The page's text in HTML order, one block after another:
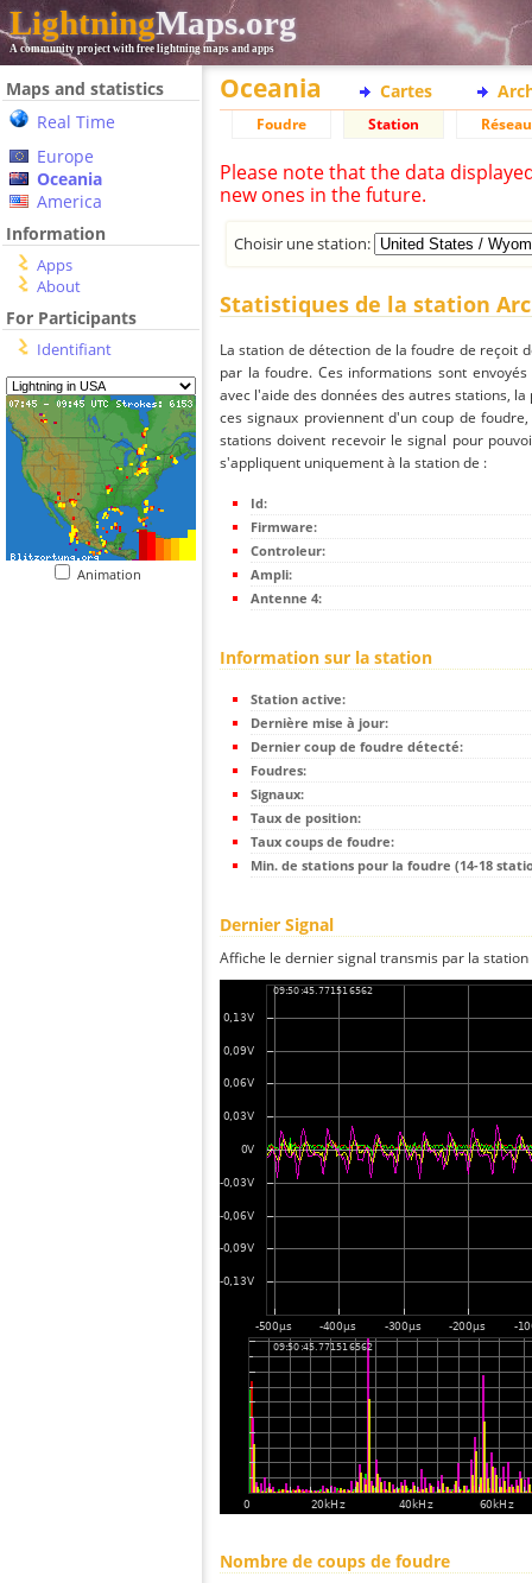
LightningMaps.org
A community project with free lightning maps and apps
Maps and statistics
Real Time
Europe
Oceania
America
Information
Apps
About
For Participants
Identifiant
Animation
Oceania Cartes
Foudre Station Réseau
Please note that the data
new ones in the future.
Choisir une station:
Statistiques de la station
La station de détection de la foudre de reçoit
par la foudre. Ces informations sont
avec l'aide des données des autres stations,
ces signaux proviennent d'un coup de
stations doivent recevoir le signal pour
s'appliquent uniquement à la station de :
Id:
Firmware:
Controleur:
Ampli:
Antenne 4:
Information sur la station
Station active:
Dernière mise à jour:
Dernier coup de foudre détecté:
Foudres:
Signaux:
Taux de position:
Taux coups de foudre:
Min. de stations pour la foudre (14-18
Dernier Signal
Affiche le dernier signal transmis par la
Nombre de coups de foudre